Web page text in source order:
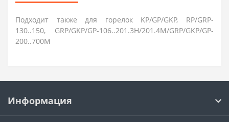
Подходит также для горелок KP/GP/GKP, RP/GRP-
130..150, GRP/GKP/GP-106..201.3H/201.4M/GRP/GKP/GP-
200..700M
Информация